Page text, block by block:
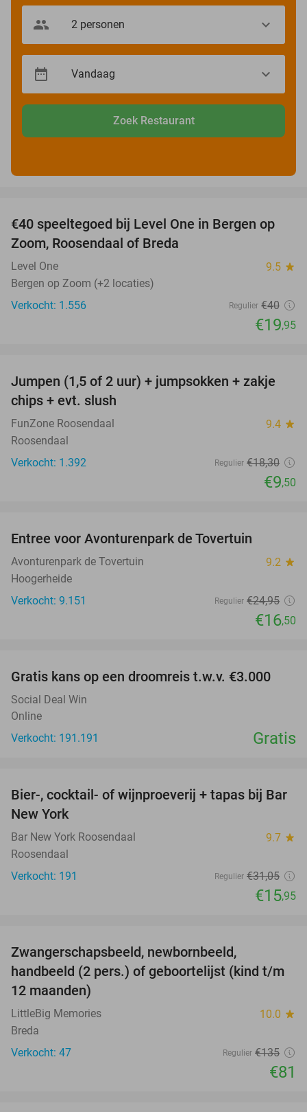
Zoek Restaurant
50%
€40 speeltegoed bij Level One in Bergen op
Zoom, Roosendaal of Breda
Level One 9.5 star
Bergen op Zoom (+2 locaties)
Verkocht: 1.556
Regulier €40
€19,95
48%
Jumpen (1,5 of 2 uur) + jumpsokken + zakje
chips + evt. slush
FunZone Roosendaal 9.4 star
Roosendaal
Verkocht: 1.392
Regulier €18,30
€9,50
Entree voor Avonturenpark de Tovertuin
Avonturenpark de Tovertuin 9.2 star
Hoogerheide
Verkocht: 9.151
Regulier €24,95
€16,50
Gratis kans op een droomreis t.w.v. €3.000
Social Deal Win
Online
Verkocht: 191.191
Gratis
49%
Bier-, cocktail- of wijnproeverij + tapas bij Bar
New York
Bar New York Roosendaal 9.7 star
Roosendaal
Verkocht: 191
Regulier €31,05
€15,95
Zwangerschapsbeeld, newbornbeeld,
handbeeld (2 pers.) of geboortelijst (kind t/m
12 maanden)
LittleBig Memories 10.0 star
Breda
Verkocht: 47
Regulier €135
€81